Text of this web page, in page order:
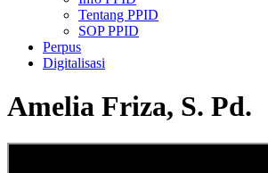
Tentang PPID
SOP PPID
Perpus
Digitalisasi
Amelia Friza, S. Pd.